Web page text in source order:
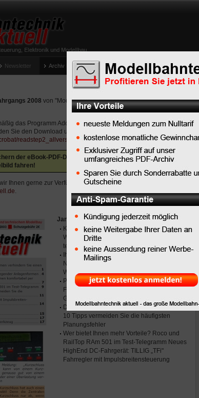
Newsletter Archiv Magazin Anlagenportraits Lexikon
2008 von "Modellbahntechnik aktuell" zum kostenlosen
das Programm Adobe Reader. Sofern das Programm auf
Sie den Download unter
readstep2_allversions.html.
der eBook-PDF-Datei wird aktiv, wenn Sie mit dem
fahren!
Ihnen gerne zur Verfügung: Senden Sie eine E-Mail an
.
Januar 2008
Kurzschluss Gleisausgang: Mit diesen
Werkstatt-Maßnahmen verhindern Sie einen
teuren Schaden an Ihrer Digitalzentrale
Ihre wichtigste Entscheidung: Vor- und
Nachteile grundlegender Anlagenformen
WinDigipet
Pro X: So steuern Sie Fahrzeuge und
Funktionen komfortabel per Joystick oder
Gamepad
Digitale Modellbahn-Steuerung: Mit diesen
10 Tipps vermeiden Sie die häufigsten
Planungsfehler
Wer bietet Ihnen mehr Vorteile? Roco und
RailTop RAm 501 im Test-Telegramm Neues
HighEnd DC-Fahrgerät: TILLIG „TFi"
Fahrregler mit Impulsbreitensteuerung